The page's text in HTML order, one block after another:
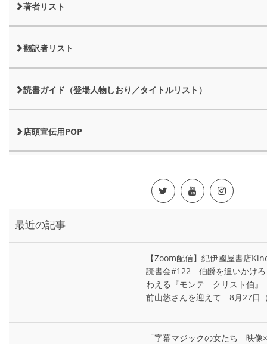
著者リスト
翻訳者リスト
読書ガイド（登場人物しおり／タイトルリスト）
店頭宣伝用POP
最近の記事
【Zoom配信】紀伊國屋書店
読書会#122 伯爵を追いかけ
わえる『モンテ゠クリスト伯
前山悠さんを迎えて 8月27日
「字幕マジックの女たち 映像